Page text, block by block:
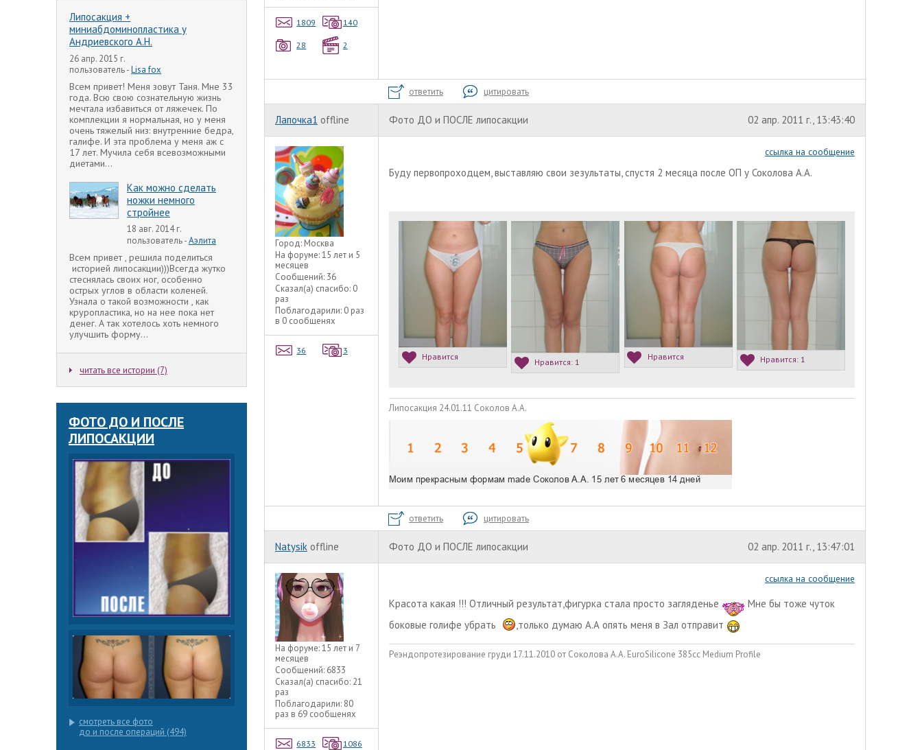
Липосакция +
миниабдоминопластика у
Андриевского А.Н.
26 апр. 2015 г.
пользователь -Lisa fox
Всем привет! Меня зовут Таня. Мне 33
года. Всю свою сознательную жизнь
мечтала избавиться от ляжечек. По
комплекции я нормальная, но у меня
очень тяжелый низ: внутренние бедра,
галифе. И эта проблема у меня аж с
17 лет. Мучила себя всевозможными
диетами...
Как можно сделать
ножки немного
стройнее
18 авг. 2014 г.
пользователь -Аэлита
Всем привет , решила поделиться
историей липосакции)))Всегда жутко
стеснялась своих ног, особенно
острых углов в области коленей.
Узнала о такой возможности , как
круропластика, но на нее пока нет
денег. А так хотелось хоть немного
улучшить форму...
читать все истории (7)
ФОТО ДО И ПОСЛЕ
ЛИПОСАКЦИИ
смотреть все фото
до и после операций (494)
1809 140
28 2
ответить цитировать
Лапочка1 offline Фото ДО и ПОСЛЕ липосакции 02 апр. 2011 г., 13:43:40
Город: Москва
На форуме:15 лет и 5
месяцев
Сообщений: 36
Сказал(а) спасибо: 0
раз
Поблагодарили: 0 раз
в 0 сообщенях
36 3
ссылка на сообщение
Буду первопроходцем, выставляю свои зезультаты, спустя 2 месяца после ОП у Соколова А.А.
Нравится
Нравится: 1
Нравится Нравится: 1
Липосакция 24.01.11 Соколов А.А.
ответить цитировать
Natysik offline Фото ДО и ПОСЛЕ липосакции 02 апр. 2011 г., 13:47:01
На форуме:15 лет и 7
месяцев
Сообщений: 6833
Сказал(а) спасибо: 21
раз
Поблагодарили: 80
раз в 69 сообщенях
6833 1086
ссылка на сообщение
Красота какая !!! Отличный результат,фигурка стала просто загляденье
Мне бы тоже чуток
боковые голифе убрать
,только думаю А.А опять меня в Зал отправит
Реэндопротезирование груди 17.11.2010 от Соколова А.А. EuroSilicone 385сс Medium Profile